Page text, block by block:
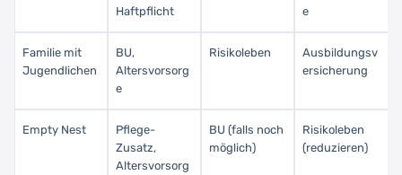
Haftpflicht
e
Familie mit
Jugendlichen
BU,
Altersvorsorg
e
Risikoleben
Ausbildungsv
ersicherung
Empty Nest
Pflege-
Zusatz,
Altersvorsorg
BU (falls noch
möglich)
Risikoleben
(reduzieren)